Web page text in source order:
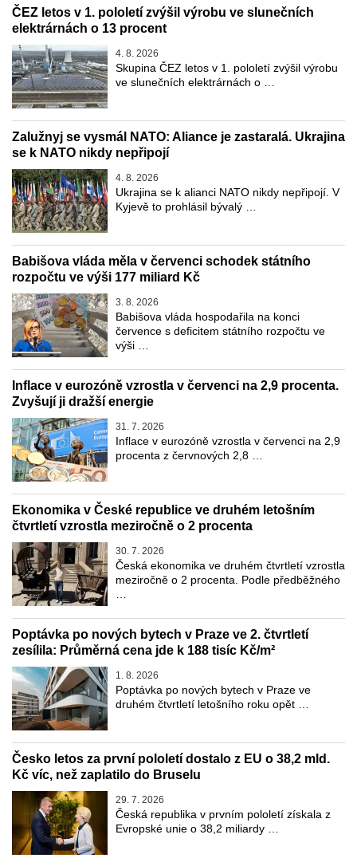
ČEZ letos v 1. pololetí zvýšil výrobu ve slunečních
elektrárnách o 13 procent
4. 8. 2026
Skupina ČEZ letos v 1. pololetí zvýšil výrobu
ve slunečních elektrárnách o …
Zalužnyj se vysmál NATO: Aliance je zastaralá. Ukrajina
se k NATO nikdy nepřipojí
4. 8. 2026
Ukrajina se k alianci NATO nikdy nepřipojí. V
Kyjevě to prohlásil bývalý …
Babišova vláda měla v červenci schodek státního
rozpočtu ve výši 177 miliard Kč
3. 8. 2026
Babišova vláda hospodařila na konci
července s deficitem státního rozpočtu ve
výši …
Inflace v eurozóně vzrostla v červenci na 2,9 procenta.
Zvyšují ji dražší energie
31. 7. 2026
Inflace v eurozóně vzrostla v červenci na 2,9
procenta z červnových 2,8 …
Ekonomika v České republice ve druhém letošním
čtvrtletí vzrostla meziročně o 2 procenta
30. 7. 2026
Česká ekonomika ve druhém čtvrtletí vzrostla
meziročně o 2 procenta. Podle předběžného
Poptávka po nových bytech v Praze ve 2. čtvrtletí
zesílila: Průměrná cena jde k 188 tisíc Kč/m²
1. 8. 2026
Poptávka po nových bytech v Praze ve
druhém čtvrtletí letošního roku opět …
Česko letos za první pololetí dostalo z EU o 38,2 mld.
Kč víc, než zaplatilo do Bruselu
29. 7. 2026
Česká republika v prvním pololetí získala z
Evropské unie o 38,2 miliardy …